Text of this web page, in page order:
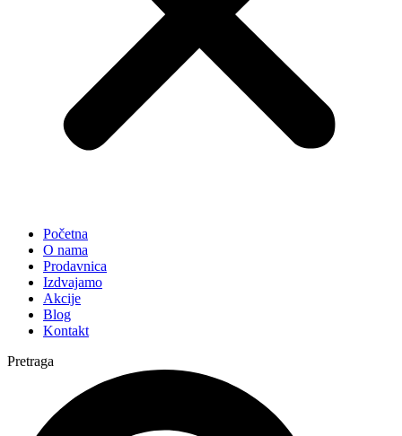
Početna
O nama
Prodavnica
Izdvajamo
Akcije
Blog
Kontakt
Pretraga